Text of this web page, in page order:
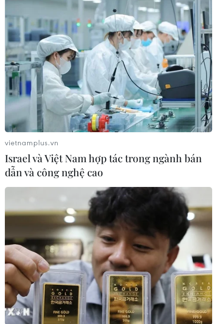
thân thiết của Việt Nam
21/02/2015 04:06
Ông Henri Martin - người bạn thân thiết của Việt Nam,
một trong những người đi đầu trong phong trào phản
đối chiến tranh của thực dân Pháp tại Việt Nam và
Đông Dương - đã qua đời ở tuổi 88.
Những áng văn tuyệt vời từ Hồi ký chiến
tranh của Charles de Gaulle
31/12/2015 07:51
Ngày 5/1/2016, tại Trung tâm Văn hóa Pháp 24 Tràng
Tiền, Hà Nội sẽ diễn ra buổi tọa đàm xoay quanh tác
vietnamplus.vn
Israel và Việt Nam hợp tác trong ngành bán
dẫn và công nghệ cao